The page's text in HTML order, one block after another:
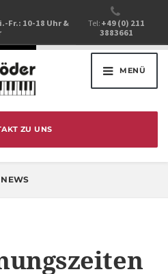
Fr.: 10-18 Uhr &
Tel: +49 (0) 211
3883661
MENÜ
ZU UNS
NEWS